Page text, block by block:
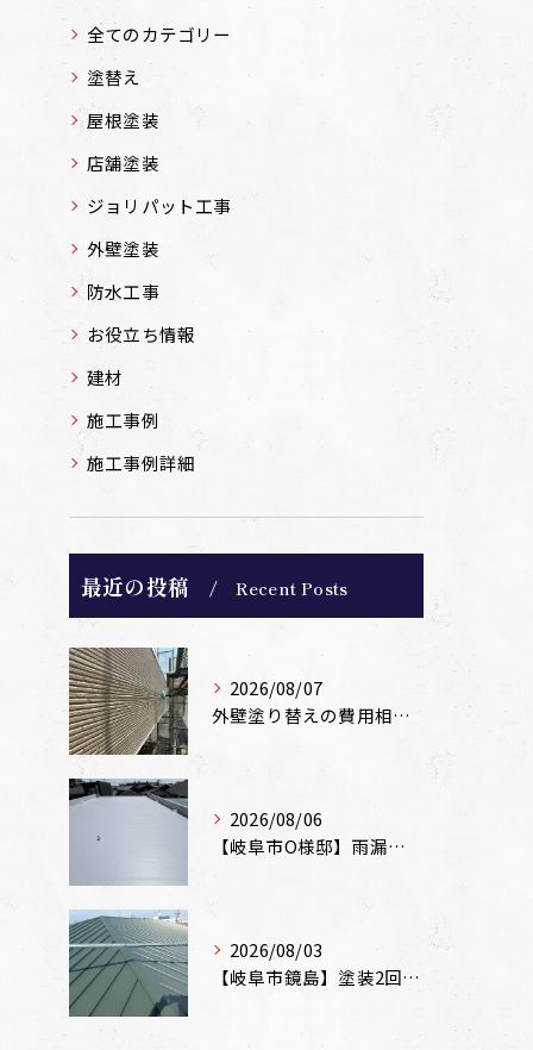
全てのカテゴリー
塗替え
屋根塗装
店舗塗装
ジョリパット工事
外壁塗装
防水工事
お役立ち情報
建材
施工事例
施工事例詳細
最近の投稿 Recent Posts
2026/08/07
外壁塗り替えの費用相場は？坪数別の価格目安と安く抑えるコツ【一級塗装士解説】
2026/08/06
【岐阜市O様邸】雨漏りを解消！塩ビシート機械固定工法による屋根防水工事
2026/08/03
【岐阜市鏡島】塗装2回のカラーベスト屋根をカバー工法でガルバリウム鋼板に改修！